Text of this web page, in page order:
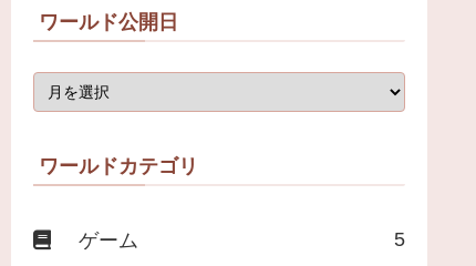
ワールド公開日
ワールドカテゴリ
ゲーム 5